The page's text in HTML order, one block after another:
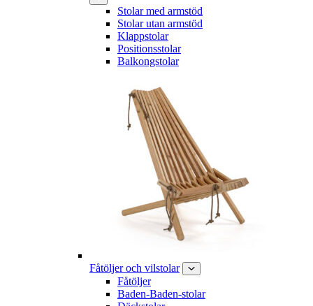
Stolar med armstöd
Stolar utan armstöd
Klappstolar
Positionsstolar
Balkongstolar
Fåtöljer och vilstolar
Fåtöljer
Baden-Baden-stolar